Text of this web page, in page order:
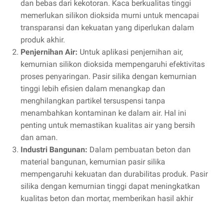
dan bebas dari kekotoran. Kaca berkualitas tinggi
memerlukan silikon dioksida murni untuk mencapai
transparansi dan kekuatan yang diperlukan dalam
produk akhir.
Penjernihan Air: Untuk aplikasi penjernihan air,
kemurnian silikon dioksida mempengaruhi efektivitas
proses penyaringan. Pasir silika dengan kemurnian
tinggi lebih efisien dalam menangkap dan
menghilangkan partikel tersuspensi tanpa
menambahkan kontaminan ke dalam air. Hal ini
penting untuk memastikan kualitas air yang bersih
dan aman.
Industri Bangunan: Dalam pembuatan beton dan
material bangunan, kemurnian pasir silika
mempengaruhi kekuatan dan durabilitas produk. Pasir
silika dengan kemurnian tinggi dapat meningkatkan
kualitas beton dan mortar, memberikan hasil akhir